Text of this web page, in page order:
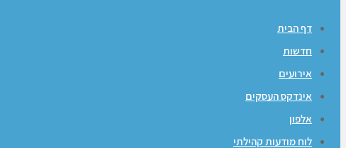
דף הבית
חדשות
אירועים
אינדקס העסקים
אלפון
לוח מודעות קהילתי